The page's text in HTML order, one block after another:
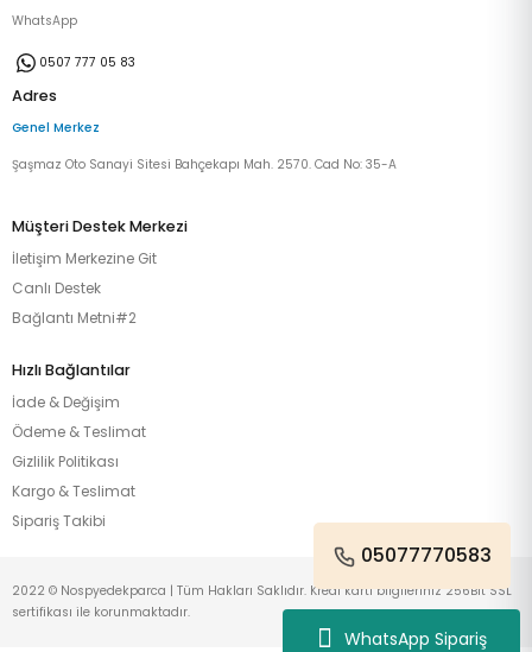
WhatsApp Sipariş
WhatsApp
0507 777 05 83
Adres
Genel Merkez
Şaşmaz Oto Sanayi Sitesi Bahçekapı Mah. 2570. Cad No: 35-A
Müşteri Destek Merkezi
İletişim Merkezine Git
Canlı Destek
Bağlantı Metni#2
Hızlı Bağlantılar
İade & Değişim
Ödeme & Teslimat
Gizlilik Politikası
Kargo & Teslimat
Sipariş Takibi
05077770583
2022 © Nospyedekparca | Tüm Hakları Saklıdır. Kredi kartı bilgileriniz 256Bit SSL
sertifikası ile korunmaktadır.